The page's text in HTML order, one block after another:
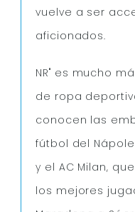
vuelve a ser
aficionados.
NR" es mucho
de ropa
conocen las
fútbol del
y el AC Milan,
los mejores